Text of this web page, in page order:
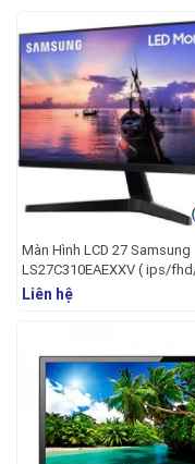
Màn Hình LCD 27 Samsung
LS27C310EAEXXV ( ips/
)Liên hệ